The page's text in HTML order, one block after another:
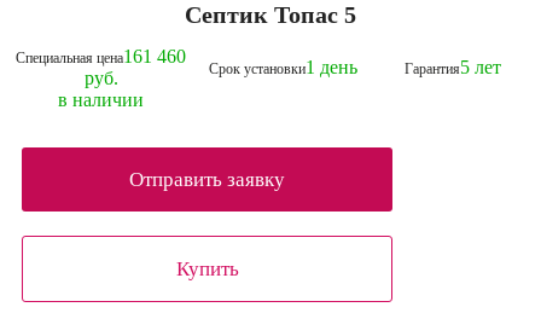
Септик Топас 5
Специальная цена161 460
руб.
Срок установки1 день Гарантия5 лет
в наличии
Отправить заявку
Купить